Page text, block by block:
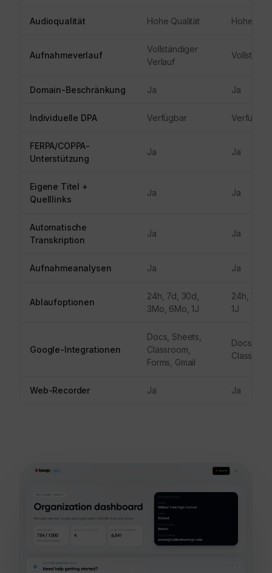
Audioqualität Hohe Qualität Hohe
Aufnahmeverlauf
Vollständiger
Verlauf
Domain-Beschränkung Ja Ja
Individuelle DPA Verfügbar Verfügbar
FERPA/COPPA-
Unterstützung
Ja Ja
Eigene Titel +
Quelllinks
Ja Ja
Automatische
Transkription
Ja Ja
Aufnahmeanalysen Ja Ja
Ablaufoptionen
24h, 7d, 30d,
3Mo, 6Mo, 1J
24h, 7d,
1J
Google-Integrationen
Docs, Sheets,
Classroom,
Forms, Gmail
Docs,
Web-Recorder Ja Ja